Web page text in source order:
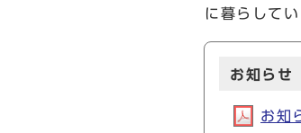
に暮らして
お知らせ
お知